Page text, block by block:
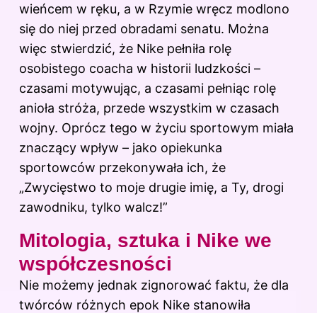
wieńcem w ręku, a w Rzymie wręcz modlono
się do niej przed obradami senatu. Można
więc stwierdzić, że Nike pełniła rolę
osobistego coacha w historii ludzkości –
czasami motywując, a czasami pełniąc rolę
anioła stróża, przede wszystkim w czasach
wojny. Oprócz tego w życiu sportowym miała
znaczący wpływ – jako opiekunka
sportowców przekonywała ich, że
„Zwycięstwo to moje drugie imię, a Ty, drogi
zawodniku, tylko walcz!”
Mitologia, sztuka i Nike we
współczesności
Nie możemy jednak zignorować faktu, że dla
twórców różnych epok Nike stanowiła